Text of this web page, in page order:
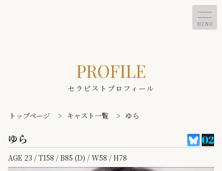
MENU
セラピストプロフィール
PROFILE
トップページ > キャスト一覧 > ゆら
ゆら
AGE 23 / T158 / B85 (D) / W58 / H78